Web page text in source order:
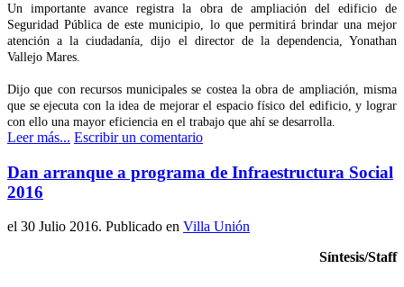
Un importante avance registra la obra de ampliación del edificio de
Seguridad Pública de este municipio, lo que permitirá brindar una mejor
atención a la ciudadanía, dijo el director de la dependencia, Yonathan
Vallejo Mares.
Dijo que con recursos municipales se costea la obra de ampliación, misma
que se ejecuta con la idea de mejorar el espacio físico del edificio, y lograr
con ello una mayor eficiencia en el trabajo que ahí se desarrolla.
Leer más... Escribir un comentario
Dan arranque a programa de Infraestructura Social
2016
el 30 Julio 2016. Publicado en Villa Unión
Síntesis/Staff